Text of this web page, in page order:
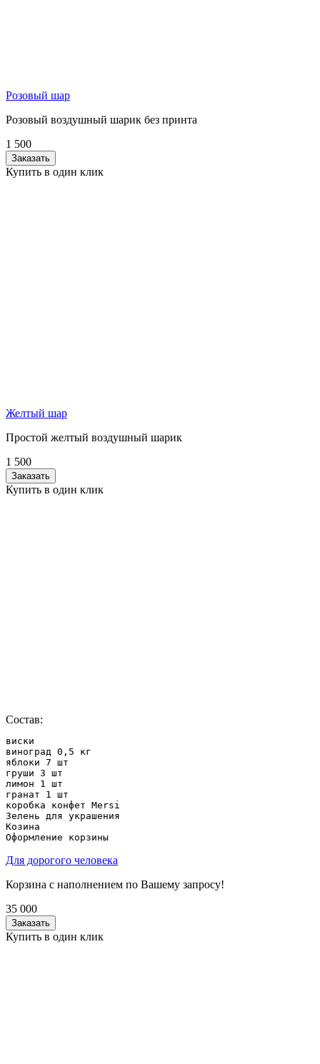
Розовый шар
Розовый воздушный шарик без принта
1 500
Заказать
Купить в один клик
Желтый шар
Простой желтый воздушный шарик
1 500
Заказать
Купить в один клик
Состав:
виски
виноград 0,5 кг
яблоки 7 шт
груши 3 шт
лимон 1 шт
гранат 1 шт
коробка конфет Mersi
Зелень для украшения
Козина
Оформление корзины
Для дорогого человека
Корзина с наполнением по Вашему запросу!
35 000
Заказать
Купить в один клик